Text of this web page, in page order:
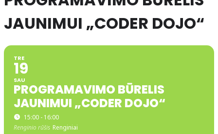
JAUNIMUI „CODER DOJO“
TRE
19
SAU
PROGRAMAVIMO BŪRELIS
JAUNIMUI „CODER DOJO“
15:00 - 16:00
Renginio rūšis Renginiai